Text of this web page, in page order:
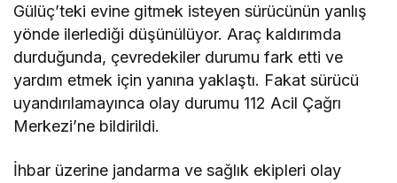
Gülüç’teki evine gitmek isteyen sürücünün yanlış
yönde ilerlediği düşünülüyor. Araç kaldırımda
durduğunda, çevredekiler durumu fark etti ve
yardım etmek için yanına yaklaştı. Fakat sürücü
uyandırılamayınca olay durumu 112 Acil Çağrı
Merkezi’ne bildirildi.
İhbar üzerine jandarma ve sağlık ekipleri olay